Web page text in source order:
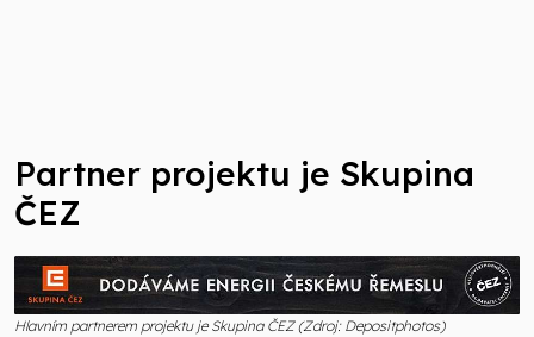
Partner projektu je Skupina
ČEZ
Hlavním partnerem projektu je Skupina ČEZ (Zdroj: Depositphotos)